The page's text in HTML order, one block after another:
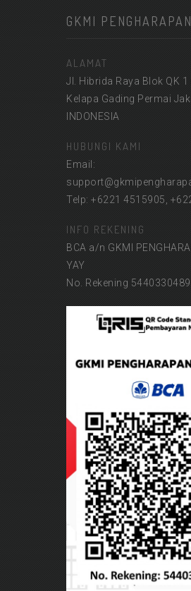
GKMI PENGHARAPAN
ALAMAT
Jl. Hibrida Raya Blok QK 1
Kelapa Gading Permai
INDONESIA
HUBUNGI KAMI
Email:
Telp: +6221 4515905,
INFO REKENING
BCA a/n GKMI
YAY
No. Rekening 5440330489